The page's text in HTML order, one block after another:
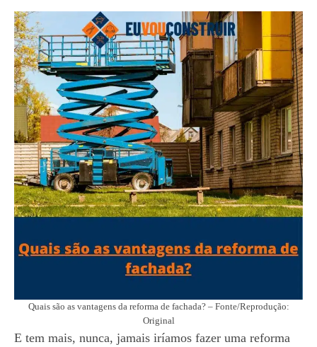
Quais são as vantagens da reforma de fachada? – Fonte/Reprodução:
Original
E tem mais, nunca, jamais iríamos fazer uma reforma